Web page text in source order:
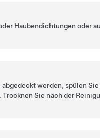
Haubendichtungen oder
werden, spülen
Sie nach der